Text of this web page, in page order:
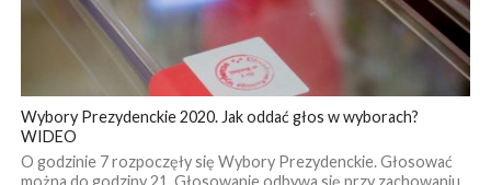
Wybory Prezydenckie 2020. Jak oddać głos w wyborach?
WIDEO
O godzinie 7 rozpoczęły się Wybory Prezydenckie. Głosować
można do godziny 21. Głosowanie odbywa się przy zachowaniu